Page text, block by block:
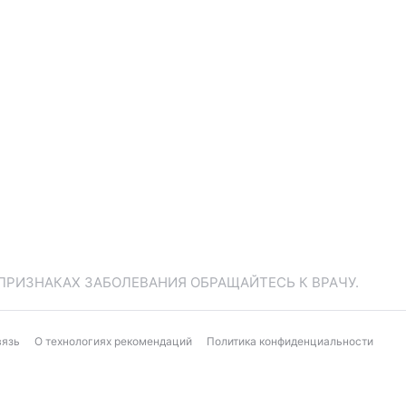
ЗАБОЛЕВАНИЯ ОБРАЩАЙТЕСЬ К ВРАЧУ.
О технологиях рекомендаций Политика конфиденциальности